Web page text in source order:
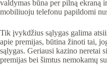
valdymas būna per pilną ekraną
mobiliuoju telefonu papildomi
Tik įvykdžius sąlygas galima
apie premijas, būtina žinoti tai,
sąlygas. Geriausi kazino neretai
premijas bei šimtus nemokamų